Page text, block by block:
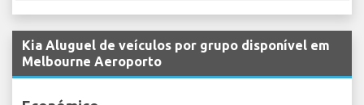
Kia Aluguel de veículos por grupo disponível em
Melbourne Aeroporto